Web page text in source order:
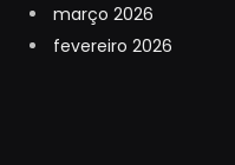
março 2026
fevereiro 2026